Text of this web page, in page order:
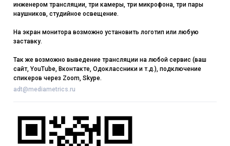
инженером трансляции, три камеры, три микрофона, три пары
наушников, студийное освещение.
На экран монитора возможно установить логотип или любую
заставку.
Так же возможно выведение трансляции на любой сервис (ваш
сайт, YouTube, Вконтакте, Одоклассники и т.д.), подключение
спикеров через Zoom, Skype.
adt@mediametrics.ru